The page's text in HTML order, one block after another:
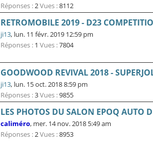
Réponses :2Vues :8112
RETROMOBILE 2019 - D23
ji13, lun. 11 févr. 2019 12:59 pm
Réponses : 1 Vues :7804
GOODWOOD REVIVAL 2018 -
ji13, lun. 15 oct. 2018 8:59 pm
Réponses :3Vues :9855
LES PHOTOS DU SALON EPOQ AUTO
caliméro, mer. 14 nov. 2018 5:49 am
Réponses :2Vues :8953